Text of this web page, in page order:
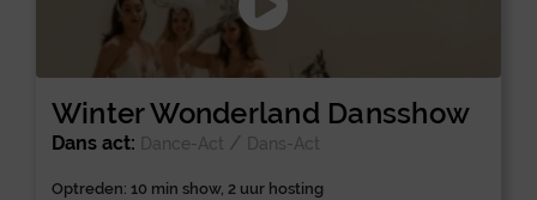
Winter Wonderland Dansshow
Dans act: Dance-Act / Dans-Act
Optreden: 10 min show, 2 uur hosting